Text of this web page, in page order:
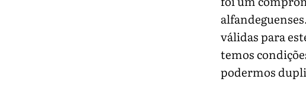
válidas para
temos
podermos